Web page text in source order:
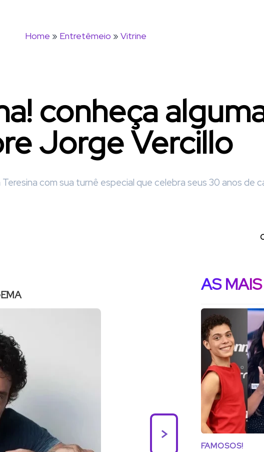
Home » Entretêmeio » Vitrine
conheça
Jorge Vercillo
com sua turnê especial que celebra seus 30 anos de
>
AS
FAMOSOS!